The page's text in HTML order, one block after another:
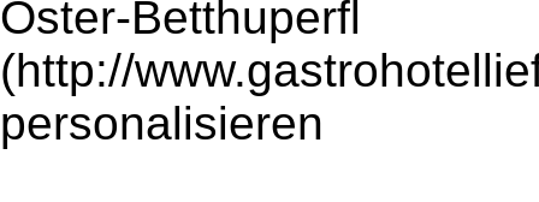
Oster-Betthuperfl
(http://
personalisieren